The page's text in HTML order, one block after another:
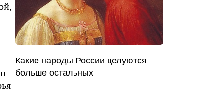
Какие народы России целуются
больше остальных